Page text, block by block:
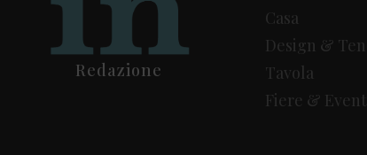
Redazione
Casa
Design &
Tavola
Fiere &